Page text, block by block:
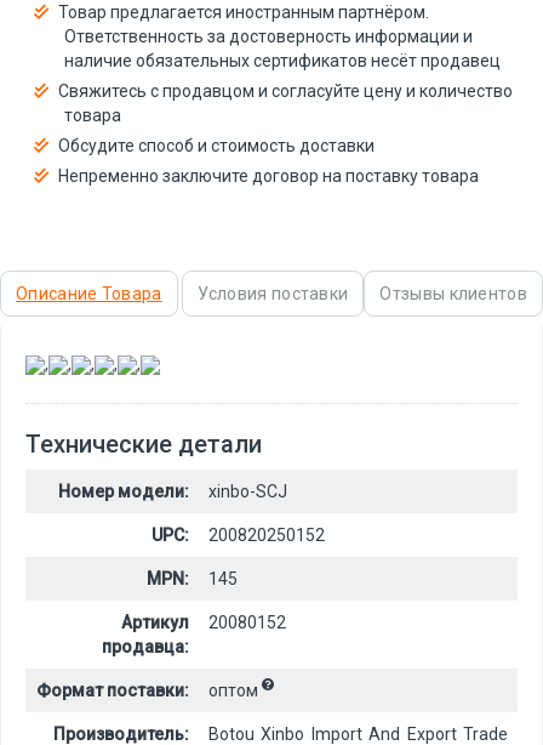
Товар предлагается иностранным партнёром.
Ответственность за достоверность информации и
наличие обязательных сертификатов несёт продавец
Свяжитесь с продавцом и согласуйте цену и количество
товара
Обсудите способ и стоимость доставки
Непременно заключите договор на поставку товара
Описание Товара Условия поставки Отзывы клиентов
, , , , ,
Технические детали
Номер модели: xinbo-SCJ
UPC: 200820250152
MPN: 145
Артикул
продавца:
20080152
Формат поставки: оптом
Производитель:
Botou Xinbo Import And Export Trade